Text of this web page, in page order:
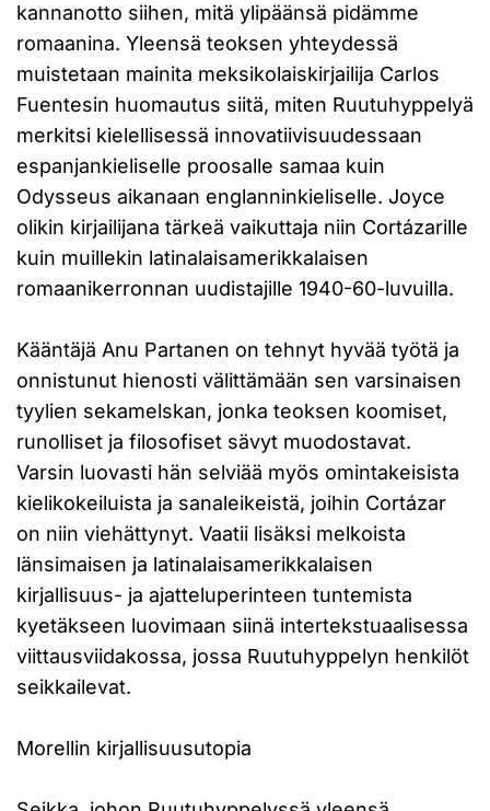
kannanotto siihen, mitä ylipäänsä pidämme
romaanina. Yleensä teoksen yhteydessä
muistetaan mainita meksikolaiskirjailija Carlos
Fuentesin huomautus siitä, miten Ruutuhyppelyä
merkitsi kielellisessä innovatiivisuudessaan
espanjankieliselle proosalle samaa kuin
Odysseus aikanaan englanninkieliselle. Joyce
olikin kirjailijana tärkeä vaikuttaja niin Cortázarille
kuin muillekin latinalaisamerikkalaisen
romaanikerronnan uudistajille 1940-60-luvuilla.
Kääntäjä Anu Partanen on tehnyt hyvää työtä ja
onnistunut hienosti välittämään sen varsinaisen
tyylien sekamelskan, jonka teoksen koomiset,
runolliset ja filosofiset sävyt muodostavat.
Varsin luovasti hän selviää myös omintakeisista
kielikokeiluista ja sanaleikeistä, joihin Cortázar
on niin viehättynyt. Vaatii lisäksi melkoista
länsimaisen ja latinalaisamerikkalaisen
kirjallisuus- ja ajatteluperinteen tuntemista
kyetäkseen luovimaan siinä intertekstuaalisessa
viittausviidakossa, jossa Ruutuhyppelyn henkilöt
seikkailevat.
Morellin kirjallisuusutopia